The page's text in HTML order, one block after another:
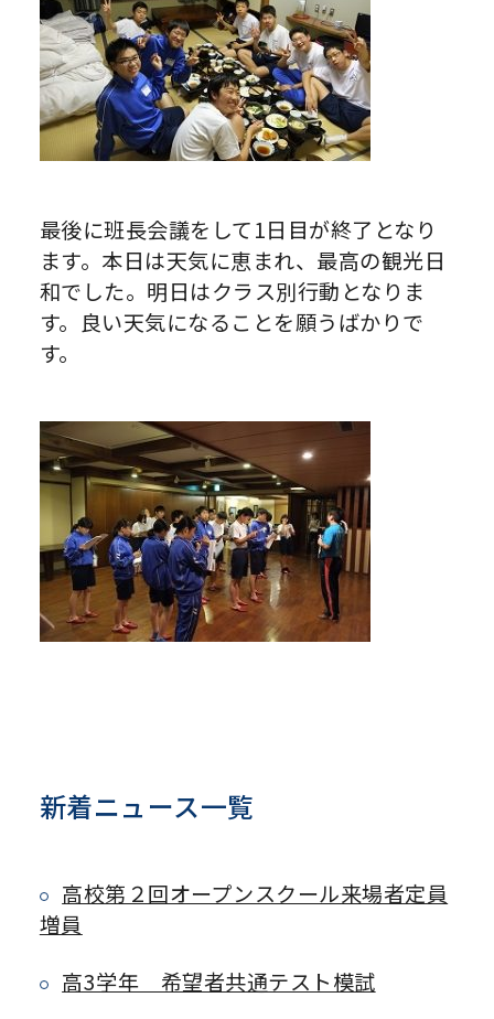
最後に班長会議をして1日目が終了となり
ます。本日は天気に恵まれ、最高の観光日
和でした。明日はクラス別行動となりま
す。良い天気になることを願うばかりで
す。
新着ニュース一覧
高校第２回オープンスクール来場者定員
増員
高3学年 希望者共通テスト模試